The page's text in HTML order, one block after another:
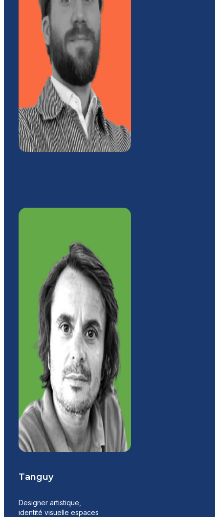
Tanguy
Designer artistique,
identité visuelle espaces